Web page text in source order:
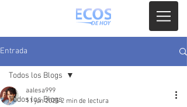
Entrada
Todos los Blogs
Todos los Blogs
aalesa999
11 jun 2025 2 min de lectura